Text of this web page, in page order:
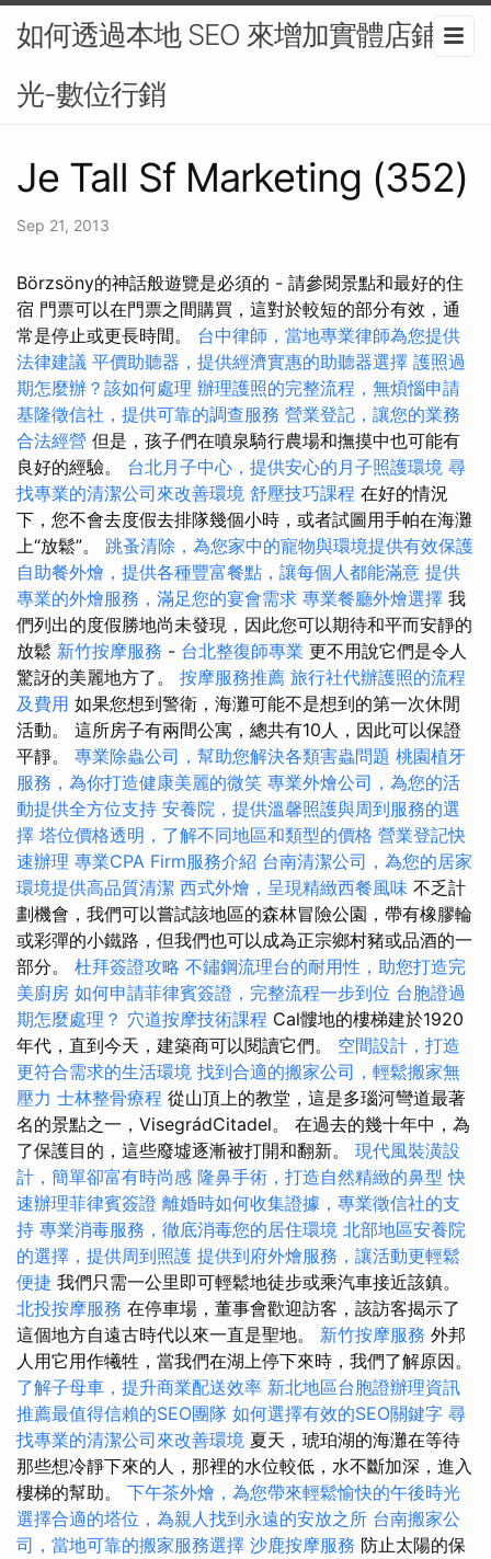
如何透過本地 SEO 來增加實體店鋪曝
光-數位行銷
Je Tall Sf Marketing (352)
Sep 21, 2013
Börzsöny的神話般遊覽是必須的 - 請參閱景點和最好的住
宿 門票可以在門票之間購買，這對於較短的部分有效，通
常是停止或更長時間。 台中律師，當地專業律師為您提供
法律建議 平價助聽器，提供經濟實惠的助聽器選擇 護照過
期怎麼辦？該如何處理 辦理護照的完整流程，無煩惱申請
基隆徵信社，提供可靠的調查服務 營業登記，讓您的業務
合法經營 但是，孩子們在噴泉騎行農場和撫摸中也可能有
良好的經驗。 台北月子中心，提供安心的月子照護環境 尋
找專業的清潔公司來改善環境 舒壓技巧課程 在好的情況
下，您不會去度假去排隊幾個小時，或者試圖用手帕在海灘
上“放鬆”。 跳蚤清除，為您家中的寵物與環境提供有效保護
自助餐外燴，提供各種豐富餐點，讓每個人都能滿意 提供
專業的外燴服務，滿足您的宴會需求 專業餐廳外燴選擇 我
們列出的度假勝地尚未發現，因此您可以期待和平而安靜的
放鬆 新竹按摩服務 - 台北整復師專業 更不用說它們是令人
驚訝的美麗地方了。 按摩服務推薦 旅行社代辦護照的流程
及費用 如果您想到警衛，海灘可能不是想到的第一次休閒
活動。 這所房子有兩間公寓，總共有10人，因此可以保證
平靜。 專業除蟲公司，幫助您解決各類害蟲問題 桃園植牙
服務，為你打造健康美麗的微笑 專業外燴公司，為您的活
動提供全方位支持 安養院，提供溫馨照護與周到服務的選
擇 塔位價格透明，了解不同地區和類型的價格 營業登記快
速辦理 專業CPA Firm服務介紹 台南清潔公司，為您的居家
環境提供高品質清潔 西式外燴，呈現精緻西餐風味 不乏計
劃機會，我們可以嘗試該地區的森林冒險公園，帶有橡膠輪
或彩彈的小鐵路，但我們也可以成為正宗鄉村豬或品酒的一
部分。 杜拜簽證攻略 不鏽鋼流理台的耐用性，助您打造完
美廚房 如何申請菲律賓簽證，完整流程一步到位 台胞證過
期怎麼處理？ 穴道按摩技術課程 Cal髏地的樓梯建於1920
年代，直到今天，建築商可以閱讀它們。 空間設計，打造
更符合需求的生活環境 找到合適的搬家公司，輕鬆搬家無
壓力 士林整骨療程 從山頂上的教堂，這是多瑙河彎道最著
名的景點之一，VisegrádCitadel。 在過去的幾十年中，為
了保護目的，這些廢墟逐漸被打開和翻新。 現代風裝潢設
計，簡單卻富有時尚感 隆鼻手術，打造自然精緻的鼻型 快
速辦理菲律賓簽證 離婚時如何收集證據，專業徵信社的支
持 專業消毒服務，徹底消毒您的居住環境 北部地區安養院
的選擇，提供周到照護 提供到府外燴服務，讓活動更輕鬆
便捷 我們只需一公里即可輕鬆地徒步或乘汽車接近該鎮。
北投按摩服務 在停車場，董事會歡迎訪客，該訪客揭示了
這個地方自遠古時代以來一直是聖地。 新竹按摩服務 外邦
人用它用作犧牲，當我們在湖上停下來時，我們了解原因。
了解子母車，提升商業配送效率 新北地區台胞證辦理資訊
推薦最值得信賴的SEO團隊 如何選擇有效的SEO關鍵字 尋
找專業的清潔公司來改善環境 夏天，琥珀湖的海灘在等待
那些想冷靜下來的人，那裡的水位較低，水不斷加深，進入
樓梯的幫助。 下午茶外燴，為您帶來輕鬆愉快的午後時光
選擇合適的塔位，為親人找到永遠的安放之所 台南搬家公
司，當地可靠的搬家服務選擇 沙鹿按摩服務 防止太陽的保